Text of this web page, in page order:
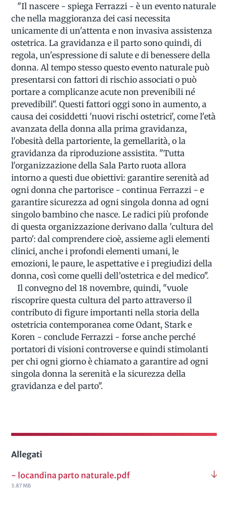
"Il nascere - spiega Ferrazzi - è un evento naturale
che nella maggioranza dei casi necessita
unicamente di un'attenta e non invasiva assistenza
ostetrica. La gravidanza e il parto sono quindi, di
regola, un'espressione di salute e di benessere della
donna. Al tempo stesso questo evento naturale può
presentarsi con fattori di rischio associati o può
portare a complicanze acute non prevenibili né
prevedibili". Questi fattori oggi sono in aumento, a
causa dei cosiddetti 'nuovi rischi ostetrici', come l'età
avanzata della donna alla prima gravidanza,
l'obesità della partoriente, la gemellarità, o la
gravidanza da riproduzione assistita. "Tutta
l'organizzazione della Sala Parto ruota allora
intorno a questi due obiettivi: garantire serenità ad
ogni donna che partorisce - continua Ferrazzi - e
garantire sicurezza ad ogni singola donna ad ogni
singolo bambino che nasce. Le radici più profonde
di questa organizzazione derivano dalla 'cultura del
parto': dal comprendere cioè, assieme agli elementi
clinici, anche i profondi elementi umani, le
emozioni, le paure, le aspettative e i pregiudizi della
donna, così come quelli dell’ostetrica e del medico".
Il convegno del 18 novembre, quindi, "vuole
riscoprire questa cultura del parto attraverso il
contributo di figure importanti nella storia della
ostetricia contemporanea come Odant, Stark e
Koren - conclude Ferrazzi - forse anche perché
portatori di visioni controverse e quindi stimolanti
per chi ogni giorno è chiamato a garantire ad ogni
singola donna la serenità e la sicurezza della
gravidanza e del parto".
Allegati
- locandina parto naturale.pdf
3.87 MB